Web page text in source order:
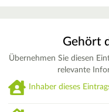
Gehört
Übernehmen Sie diesen
relevante
Inhaber dieses